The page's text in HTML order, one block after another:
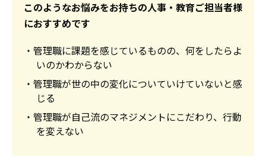
このようなお悩みをお持ちの人事・教育ご担当者様
におすすめです
・管理職に課題を感じているものの、何をしたらよ
いのかわからない
・管理職が世の中の変化についていけていないと感
じる
・管理職が自己流のマネジメントにこだわり、行動
を変えない